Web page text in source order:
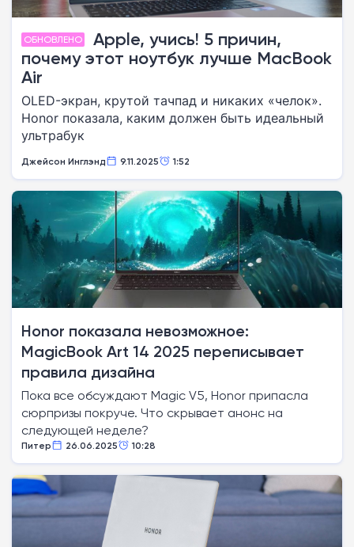
ОБНОВЛЕНО
Apple, учись! 5 причин,
почему этот ноутбук лучше MacBook
Air
OLED-экран, крутой тачпад и никаких «челок».
Honor показала, каким должен быть идеальный
ультрабук
Джейсон Инглэнд 9.11.2025 1:52
Honor показала невозможное:
MagicBook Art 14 2025 переписывает
правила дизайна
Пока все обсуждают Magic V5, Honor припасла
сюрпризы покруче. Что скрывает анонс на
следующей неделе?
Питер 26.06.2025 10:28